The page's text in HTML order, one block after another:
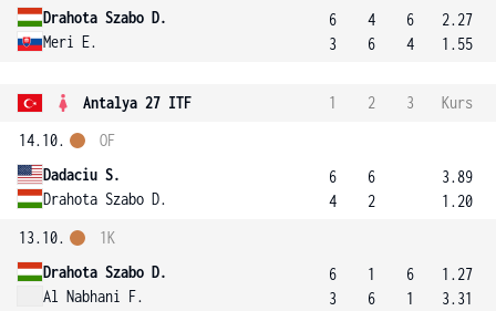
Drahota Szabo D.
Meri E.
6
3
4
6
6
4
2.27
1.55
Antalya 27 ITF 1 2 3
Kurs
14.10.
Dadaciu S.
Drahota Szabo D.
OF
6
4
6
2
3.89
1.20
13.10.
Drahota Szabo D.
Al Nabhani F.
1K
6
3
1
6
6
1
1.27
3.31